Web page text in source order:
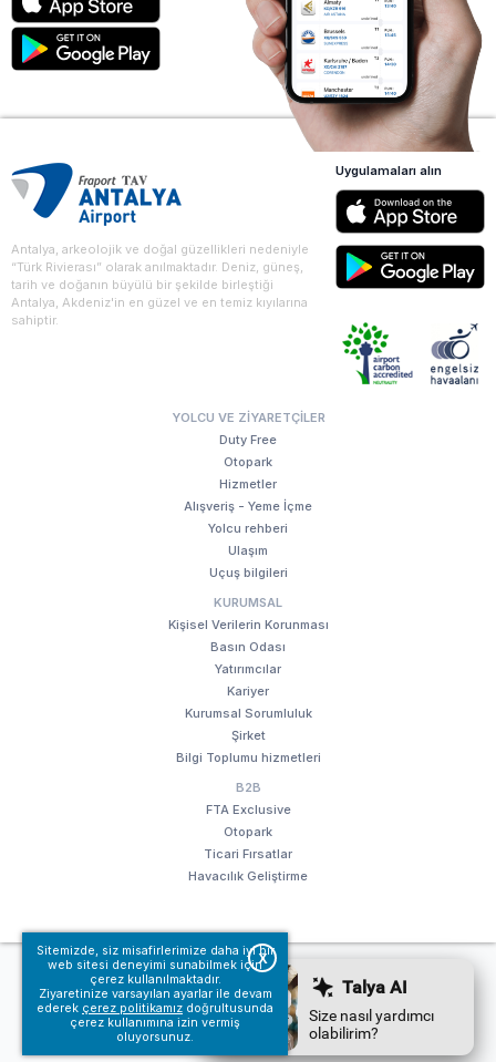
Sitemizde, siz misafirlerimize daha iyi bir
web sitesi deneyimi sunabilmek için
çerez kullanılmaktadır.
Ziyaretinize varsayılan ayarlar ile devam
ederek çerez politikamız doğrultusunda
çerez kullanımına izin vermiş
oluyorsunuz.
X
Antalya, arkeolojik ve doğal güzellikleri nedeniyle
“Türk Rivierası” olarak anılmaktadır. Deniz, güneş,
tarih ve doğanın büyülü bir şekilde birleştiği
Antalya, Akdeniz'in en güzel ve en temiz kıyılarına
sahiptir.
YOLCU VE ZIYARETÇILER
Duty Free
Otopark
Hizmetler
Alışveriş - Yeme İçme
Yolcu rehberi
Ulaşım
Uçuş bilgileri
KURUMSAL
Kişisel Verilerin Korunması
Basın Odası
Yatırımcılar
Kariyer
Kurumsal Sorumluluk
Şirket
Bilgi Toplumu hizmetleri
B2B
FTA Exclusive
Otopark
Ticari Fırsatlar
Havacılık Geliştirme
Uygulamaları alın
© Fraport TAV Antalya Havalimanı, 2018. Tüm hakları saklıdır.
Kullanım koşullarımız
Bilgi Toplumu hizmetleri